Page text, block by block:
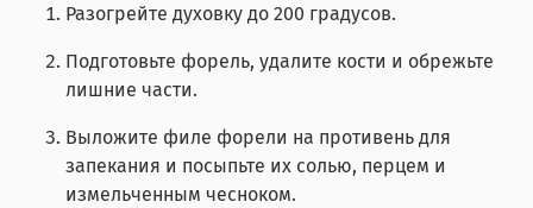
Разогрейте духовку до 200 градусов.
Подготовьте форель, удалите кости и обрежьте
лишние части.
Выложите филе форели на противень для
запекания и посыпьте их солью, перцем и
измельченным чесноком.